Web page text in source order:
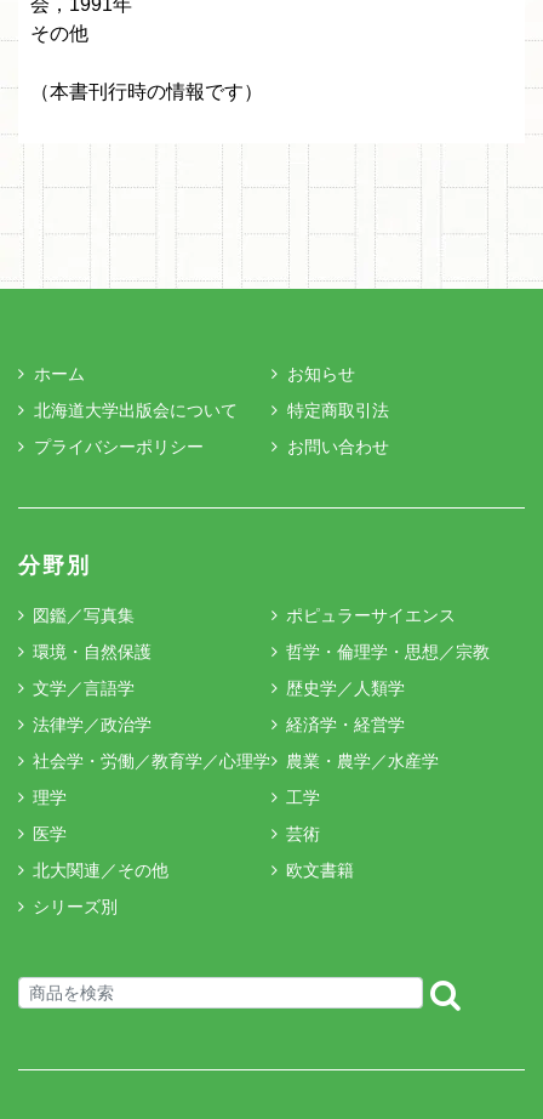
会，1991年
その他
（本書刊行時の情報です）
ホーム
お知らせ
北海道大学出版会について
特定商取引法
プライバシーポリシー
お問い合わせ
分野別
図鑑／写真集
ポピュラーサイエンス
環境・自然保護
哲学・倫理学・思想／宗教
文学／言語学
歴史学／人類学
法律学／政治学
経済学・経営学
社会学・労働／教育学／心理学
農業・農学／水産学
理学
工学
医学
芸術
北大関連／その他
欧文書籍
シリーズ別